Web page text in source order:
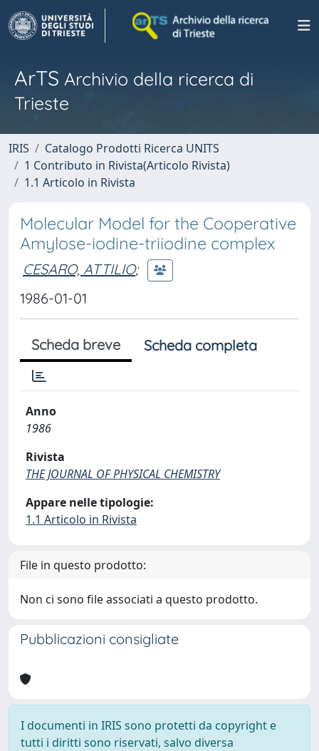
ArTS Archivio della ricerca di
Trieste
IRIS
Catalogo Prodotti Ricerca UNITS
1 Contributo in Rivista(Articolo Rivista)
1.1 Articolo in Rivista
Molecular Model for the Cooperative
Amylose-iodine-triiodine complex
CESARO, ATTILIO;
1986-01-01
Scheda breve Scheda completa
Anno
1986
Rivista
THE JOURNAL OF PHYSICAL CHEMISTRY
Appare nelle tipologie:
1.1 Articolo in Rivista
File in questo prodotto:
Non ci sono file associati a questo prodotto.
Pubblicazioni consigliate
I documenti in IRIS sono protetti da copyright e
tutti i diritti sono riservati, salvo diversa